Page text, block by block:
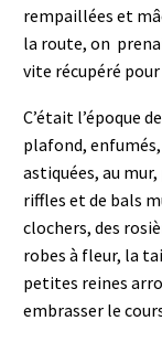
rempaillées et
la route, on
vite récupéré
C’était l’époque
plafond,
astiquées, au
riffles et de bals
clochers, des
robes à fleur, la
petites reines
embrasser le